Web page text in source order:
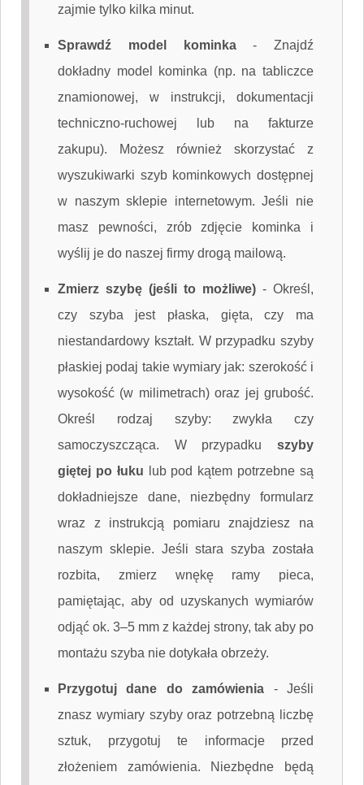
zajmie tylko kilka minut.
Sprawdź model kominka- Znajdź
dokładny model kominka (np. na tabliczce
znamionowej, w instrukcji, dokumentacji
techniczno-ruchowej lub na fakturze
zakupu). Możesz również skorzystać z
wyszukiwarki szyb kominkowych dostępnej
w naszym sklepie internetowym. Jeśli nie
masz pewności, zrób zdjęcie kominka i
wyślij je do naszej firmy drogą mailową.
Zmierz szybę (jeśli to możliwe) - Określ,
czy szyba jest płaska, gięta, czy ma
niestandardowy kształt. W przypadku szyby
płaskiej podaj takie wymiary jak: szerokość i
wysokość (w milimetrach) oraz jej grubość.
Określ rodzaj szyby: zwykła czy
samoczyszcząca. W przypadku szyby
giętej po łuku lub pod kątem potrzebne są
dokładniejsze dane, niezbędny formularz
wraz z instrukcją pomiaru znajdziesz na
naszym sklepie. Jeśli stara szyba została
rozbita, zmierz wnękę ramy pieca,
pamiętając, aby od uzyskanych wymiarów
odjąć ok. 3–5 mm z każdej strony, tak aby po
montażu szyba nie dotykała obrzeży.
Przygotuj dane do zamówienia -Jeśli
znasz wymiary szyby oraz potrzebną liczbę
sztuk, przygotuj te informacje przed
złożeniem zamówienia. Niezbędne będą